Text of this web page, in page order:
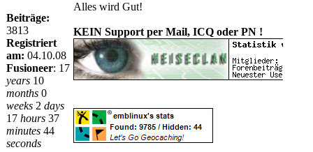
Beiträge:
3813
Registriert
am: 04.10.08
Fusioneer: 17
years 10
months 0
weeks 2 days
17 hours 37
minutes 44
seconds
Alles wird Gut!
KEIN Support per Mail, ICQ oder PN !